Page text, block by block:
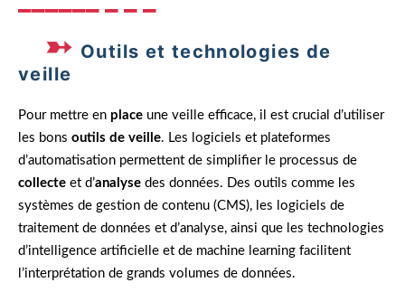
Outils et technologies de
veille
Pour mettre en place une veille efficace, il est crucial d’utiliser
les bons outils de veille. Les logiciels et plateformes
d’automatisation permettent de simplifier le processus de
collecte et d’analyse des données. Des outils comme les
systèmes de gestion de contenu (CMS), les logiciels de
traitement de données et d’analyse, ainsi que les technologies
d’intelligence artificielle et de machine learning facilitent
l’interprétation de grands volumes de données.